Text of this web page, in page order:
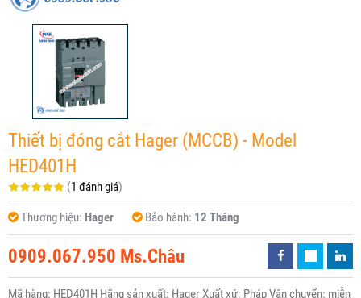
Thiết bị đóng cắt Hager (MCCB) - Model
HED401H
(1 đánh giá)
Thương hiệu: Hager Bảo hành: 12 Tháng
0909.067.950 Ms.Châu
Mã hàng: HED401H Hãng sản xuất: Hager Xuất xứ: Pháp Vận chuyển: miễn